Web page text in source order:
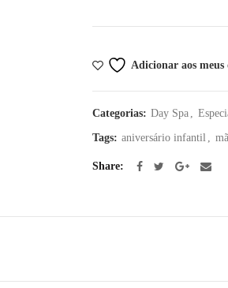
Adicionar aos meus
Categorias: Day Spa ,
Tags: aniversário infantil ,
Share